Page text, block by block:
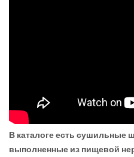
В каталоге есть
выполненные из пищевой